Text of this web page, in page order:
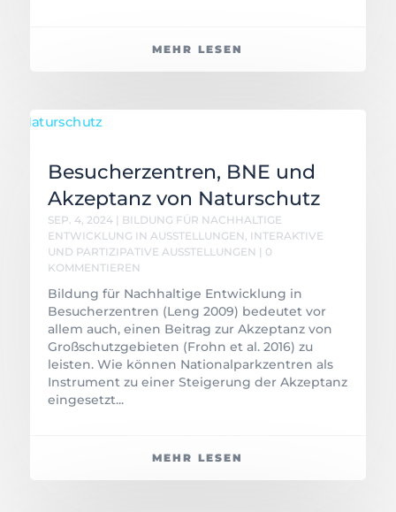
MEHR LESEN
Besucherzentren, BNE und
Akzeptanz von Naturschutz
SEP. 4, 2024| BILDUNG FÜR NACHHALTIGE
ENTWICKLUNG IN AUSSTELLUNGEN , INTERAKTIVE
UND PARTIZIPATIVE AUSSTELLUNGEN | 0
KOMMENTIEREN
Bildung für Nachhaltige Entwicklung in
Besucherzentren (Leng 2009) bedeutet vor
allem auch, einen Beitrag zur Akzeptanz von
Großschutzgebieten (Frohn et al. 2016) zu
leisten. Wie können Nationalparkzentren als
Instrument zu einer Steigerung der Akzeptanz
eingesetzt...
MEHR LESEN